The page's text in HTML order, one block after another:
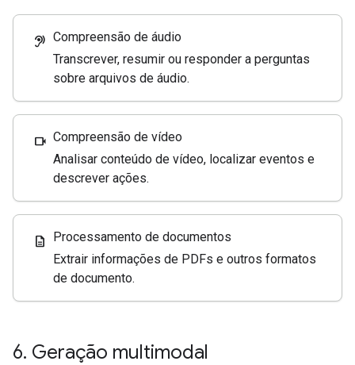
hearing Compreensão de áudio
Transcrever, resumir ou responder a perguntas
sobre arquivos de áudio.
videocam Compreensão de vídeo
Analisar conteúdo de vídeo, localizar eventos e
descrever ações.
description
Processamento de documentos
Extrair informações de PDFs e outros formatos
de documento.
6. Geração multimodal